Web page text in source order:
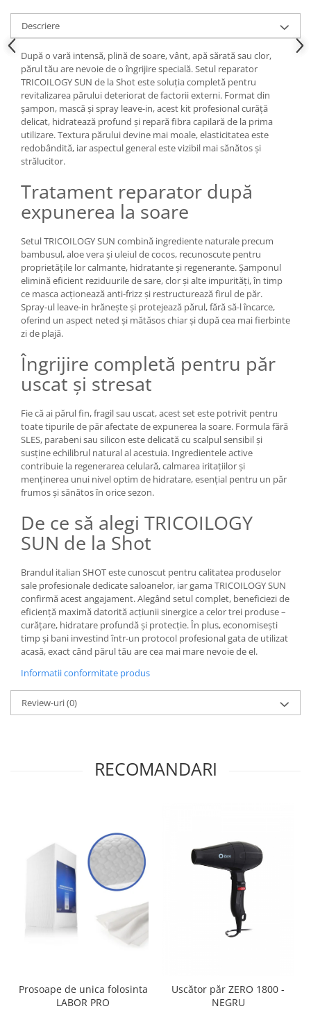
Descriere
După o vară intensă, plină de soare, vânt, apă sărată sau clor,
părul tău are nevoie de o îngrijire specială. Setul reparator
TRICOILOGY SUN de la Shot este soluția completă pentru
revitalizarea părului deteriorat de factorii externi. Format din
șampon, mască și spray leave-in, acest kit profesional curăță
delicat, hidratează profund și repară fibra capilară de la prima
utilizare. Textura părului devine mai moale, elasticitatea este
redobândită, iar aspectul general este vizibil mai sănătos și
strălucitor.
Tratament reparator după
expunerea la soare
Setul TRICOILOGY SUN combină ingrediente naturale precum
bambusul, aloe vera și uleiul de cocos, recunoscute pentru
proprietățile lor calmante, hidratante și regenerante. Șamponul
elimină eficient reziduurile de sare, clor și alte impurități, în timp
ce masca acționează anti-frizz și restructurează firul de păr.
Spray-ul leave-in hrănește și protejează părul, fără să-l încarce,
oferind un aspect neted și mătăsos chiar și după cea mai fierbinte
zi de plajă.
Îngrijire completă pentru păr
uscat și stresat
Fie că ai părul fin, fragil sau uscat, acest set este potrivit pentru
toate tipurile de păr afectate de expunerea la soare. Formula fără
SLES, parabeni sau silicon este delicată cu scalpul sensibil și
susține echilibrul natural al acestuia. Ingredientele active
contribuie la regenerarea celulară, calmarea iritațiilor și
menținerea unui nivel optim de hidratare, esențial pentru un păr
frumos și sănătos în orice sezon.
De ce să alegi TRICOILOGY
SUN de la Shot
Brandul italian SHOT este cunoscut pentru calitatea produselor
sale profesionale dedicate saloanelor, iar gama TRICOILOGY SUN
confirmă acest angajament. Alegând setul complet, beneficiezi de
eficiență maximă datorită acțiunii sinergice a celor trei produse –
curățare, hidratare profundă și protecție. În plus, economisești
timp și bani investind într-un protocol profesional gata de utilizat
acasă, exact când părul tău are cea mai mare nevoie de el.
Informatii conformitate produs
Review-uri(0)
RECOMANDARI
Prosoape de unica folosinta
LABOR PRO
Uscător păr ZERO 1800 -
NEGRU